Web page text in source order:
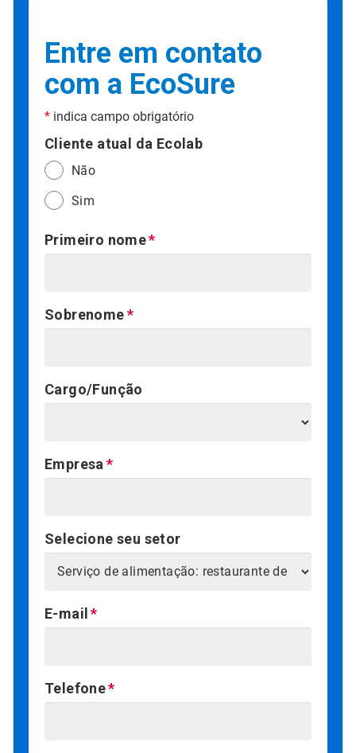
Entre em contato
com a EcoSure
* indica campo obrigatório
Cliente atual da Ecolab
Não
Sim
Primeiro nome
Sobrenome
Cargo/Função
Empresa
Selecione seu setor
E-mail
Telefone